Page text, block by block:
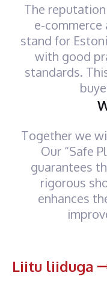
The
e-
stand for
with good
standards.
Together we
Our “Safe
guarantees
rigorous
enhances
Liitu liiduga